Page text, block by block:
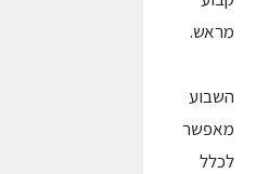
מראש.
השבוע
מאפשר
לכלל